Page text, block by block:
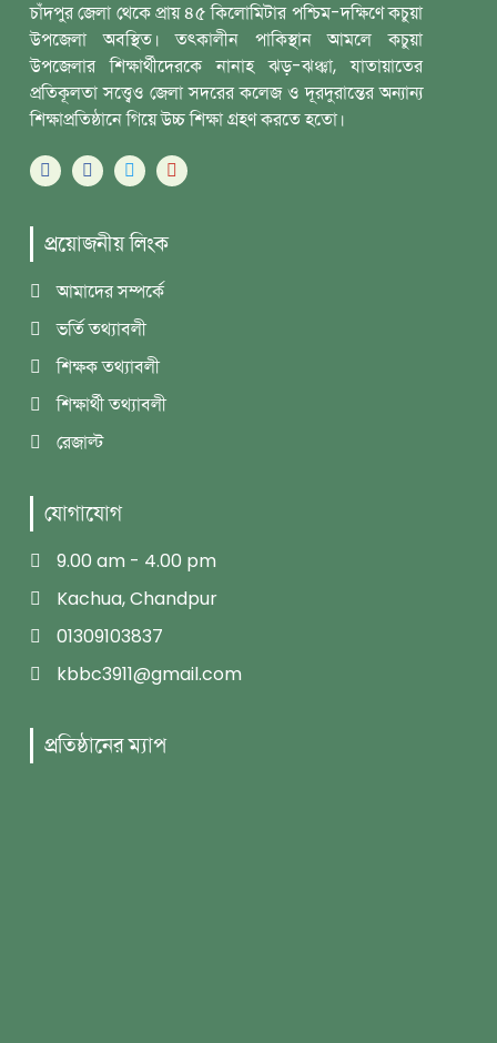
চাঁদপুর জেলা থেকে প্রায় ৪৫ কিলোমিটার পশ্চিম-দক্ষিণে কচুয়া
উপজেলা অবস্থিত। তৎকালীন পাকিস্থান আমলে কচুয়া
উপজেলার শিক্ষার্থীদেরকে নানাহ ঝড়-ঝঞ্ঝা, যাতায়াতের
প্রতিকূলতা সত্ত্বেও জেলা সদরের কলেজ ও দূরদুরান্তের অন্যান্য
শিক্ষাপ্রতিষ্ঠানে গিয়ে উচ্চ শিক্ষা গ্রহণ করতে হতো।
প্রয়োজনীয় লিংক
আমাদের সম্পর্কে
ভর্তি তথ্যাবলী
শিক্ষক তথ্যাবলী
শিক্ষার্থী তথ্যাবলী
রেজাল্ট
যোগাযোগ
9.00 am - 4.00 pm
Kachua, Chandpur
01309103837
kbbc3911@gmail.com
প্রতিষ্ঠানের ম্যাপ